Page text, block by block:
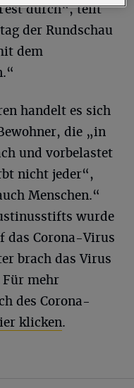
durch“, teilt
der Rundschau
dem
handelt es sich
die „in
und vorbelastet
nicht jeder“,
Menschen.“
wurde
das Corona-Virus
brach das Virus
Für mehr
des Corona-
klicken.